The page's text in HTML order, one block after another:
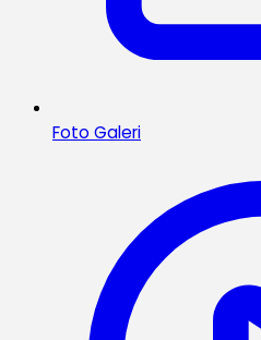
Foto Galeri